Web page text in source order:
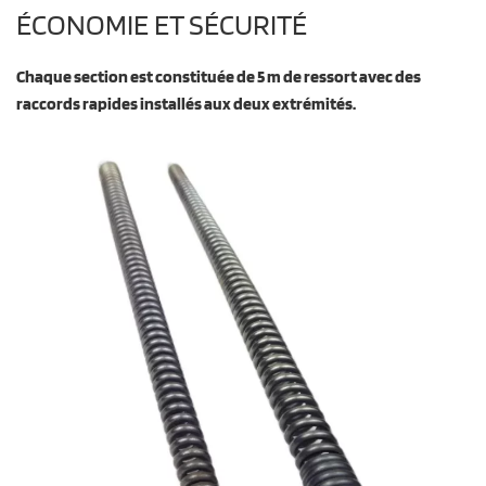
ÉCONOMIE ET SÉCURITÉ
Chaque section est constituée de 5 m de ressort avec des
raccords rapides installés aux deux extrémités.